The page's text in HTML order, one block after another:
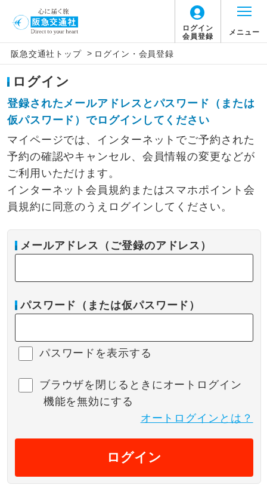
ログイン
会員登録
メニュー
阪急交通社トップ > ログイン・会員登録
ログイン
登録されたメールアドレスとパスワード（または
仮パスワード）でログインしてください
マイページでは、インターネットでご予約された
予約の確認やキャンセル、会員情報の変更などが
ご利用いただけます。
インターネット会員規約またはスマホポイント会
員規約に同意のうえログインしてください。
メールアドレス（ご登録のアドレス）
パスワード（または仮パスワード）
パスワードを表示する
ブラウザを閉じるときにオートログイン
機能を無効にする
オートログインとは？
ログイン